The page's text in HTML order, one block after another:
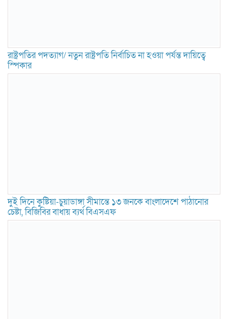
রাষ্ট্রপতির পদত্যাগ/ নতুন রাষ্ট্রপতি নির্বাচিত না হওয়া পর্যন্ত দায়িত্বে
স্পিকার
দুই দিনে কুষ্টিয়া-চুয়াডাঙ্গা সীমান্তে ১৩ জনকে বাংলাদেশে পাঠানোর
চেষ্টা, বিজিবির বাধায় ব্যর্থ বিএসএফ